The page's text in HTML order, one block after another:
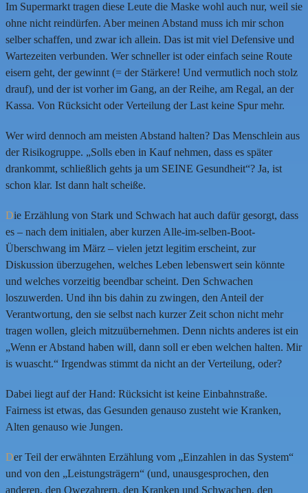
Im Supermarkt tragen diese Leute die Maske wohl auch nur, weil sie
ohne nicht reindürfen. Aber meinen Abstand muss ich mir schon
selber schaffen, und zwar ich allein. Das ist mit viel Defensive und
Wartezeiten verbunden. Wer schneller ist oder einfach seine Route
eisern geht, der gewinnt (= der Stärkere! Und vermutlich noch stolz
drauf), und der ist vorher im Gang, an der Reihe, am Regal, an der
Kassa. Von Rücksicht oder Verteilung der Last keine Spur mehr.
Wer wird dennoch am meisten Abstand halten? Das Menschlein aus
der Risikogruppe. „Solls eben in Kauf nehmen, dass es später
drankommt, schließlich gehts ja um SEINE Gesundheit“? Ja, ist
schon klar. Ist dann halt scheiße.
Die Erzählung von Stark und Schwach hat auch dafür gesorgt, dass
es – nach dem initialen, aber kurzen Alle-im-selben-Boot-
Überschwang im März – vielen jetzt legitim erscheint, zur
Diskussion überzugehen, welches Leben lebenswert sein könnte
und welches vorzeitig beendbar scheint. Den Schwachen
loszuwerden. Und ihn bis dahin zu zwingen, den Anteil der
Verantwortung, den sie selbst nach kurzer Zeit schon nicht mehr
tragen wollen, gleich mitzuübernehmen. Denn nichts anderes ist ein
„Wenn er Abstand haben will, dann soll er eben welchen halten. Mir
is wuascht.“ Irgendwas stimmt da nicht an der Verteilung, oder?
Dabei liegt auf der Hand: Rücksicht ist keine Einbahnstraße.
Fairness ist etwas, das Gesunden genauso zusteht wie Kranken,
Alten genauso wie Jungen.
Der Teil der erwähnten Erzählung vom „Einzahlen in das System“
und von den „Leistungsträgern“ (und, unausgesprochen, den
anderen, den Owezahrern, den Kranken und Schwachen, den